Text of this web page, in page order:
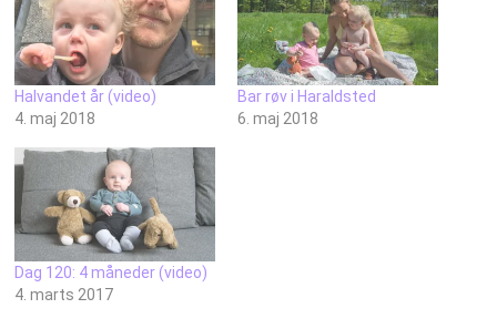
Halvandet år (video)
4. maj 2018
Bar røv i Haraldsted
6. maj 2018
Dag 120: 4 måneder (video)
4. marts 2017